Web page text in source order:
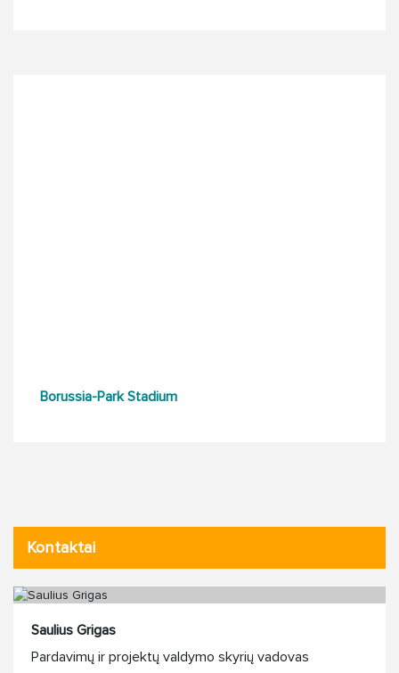
Borussia-Park Stadium
Kontaktai
Saulius Grigas
Pardavimų ir projektų valdymo skyrių vadovas